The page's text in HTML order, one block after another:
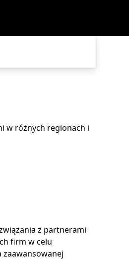
w różnych regionach i
z partnerami
firm w celu
zaawansowanej